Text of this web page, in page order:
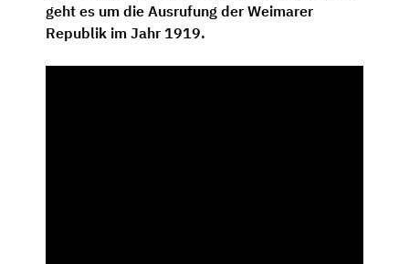
geht es um die Ausrufung der Weimarer
Republik im Jahr 1919.